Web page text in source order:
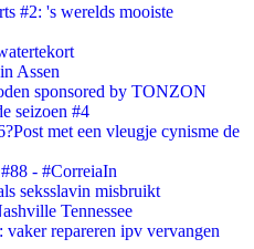
#2: 's werelds mooiste
Assen
sponsored by TONZON
seizoen #4
met een vleugje cynisme de
- #CorreiaIn
seksslavin misbruikt
Tennessee
repareren ipv vervangen